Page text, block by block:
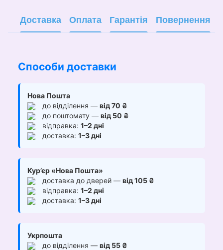
Доставка Оплата Гарантія Повернення
Способи доставки
Нова Пошта
до відділення — від 70 ₴
до поштомату — від 50 ₴
відправка: 1–2 дні
доставка: 1–3 дні
Кур’єр «Нова Пошта»
доставка до дверей — від 105 ₴
відправка: 1–2 дні
доставка: 1–3 дні
Укрпошта
до відділення — від 55 ₴